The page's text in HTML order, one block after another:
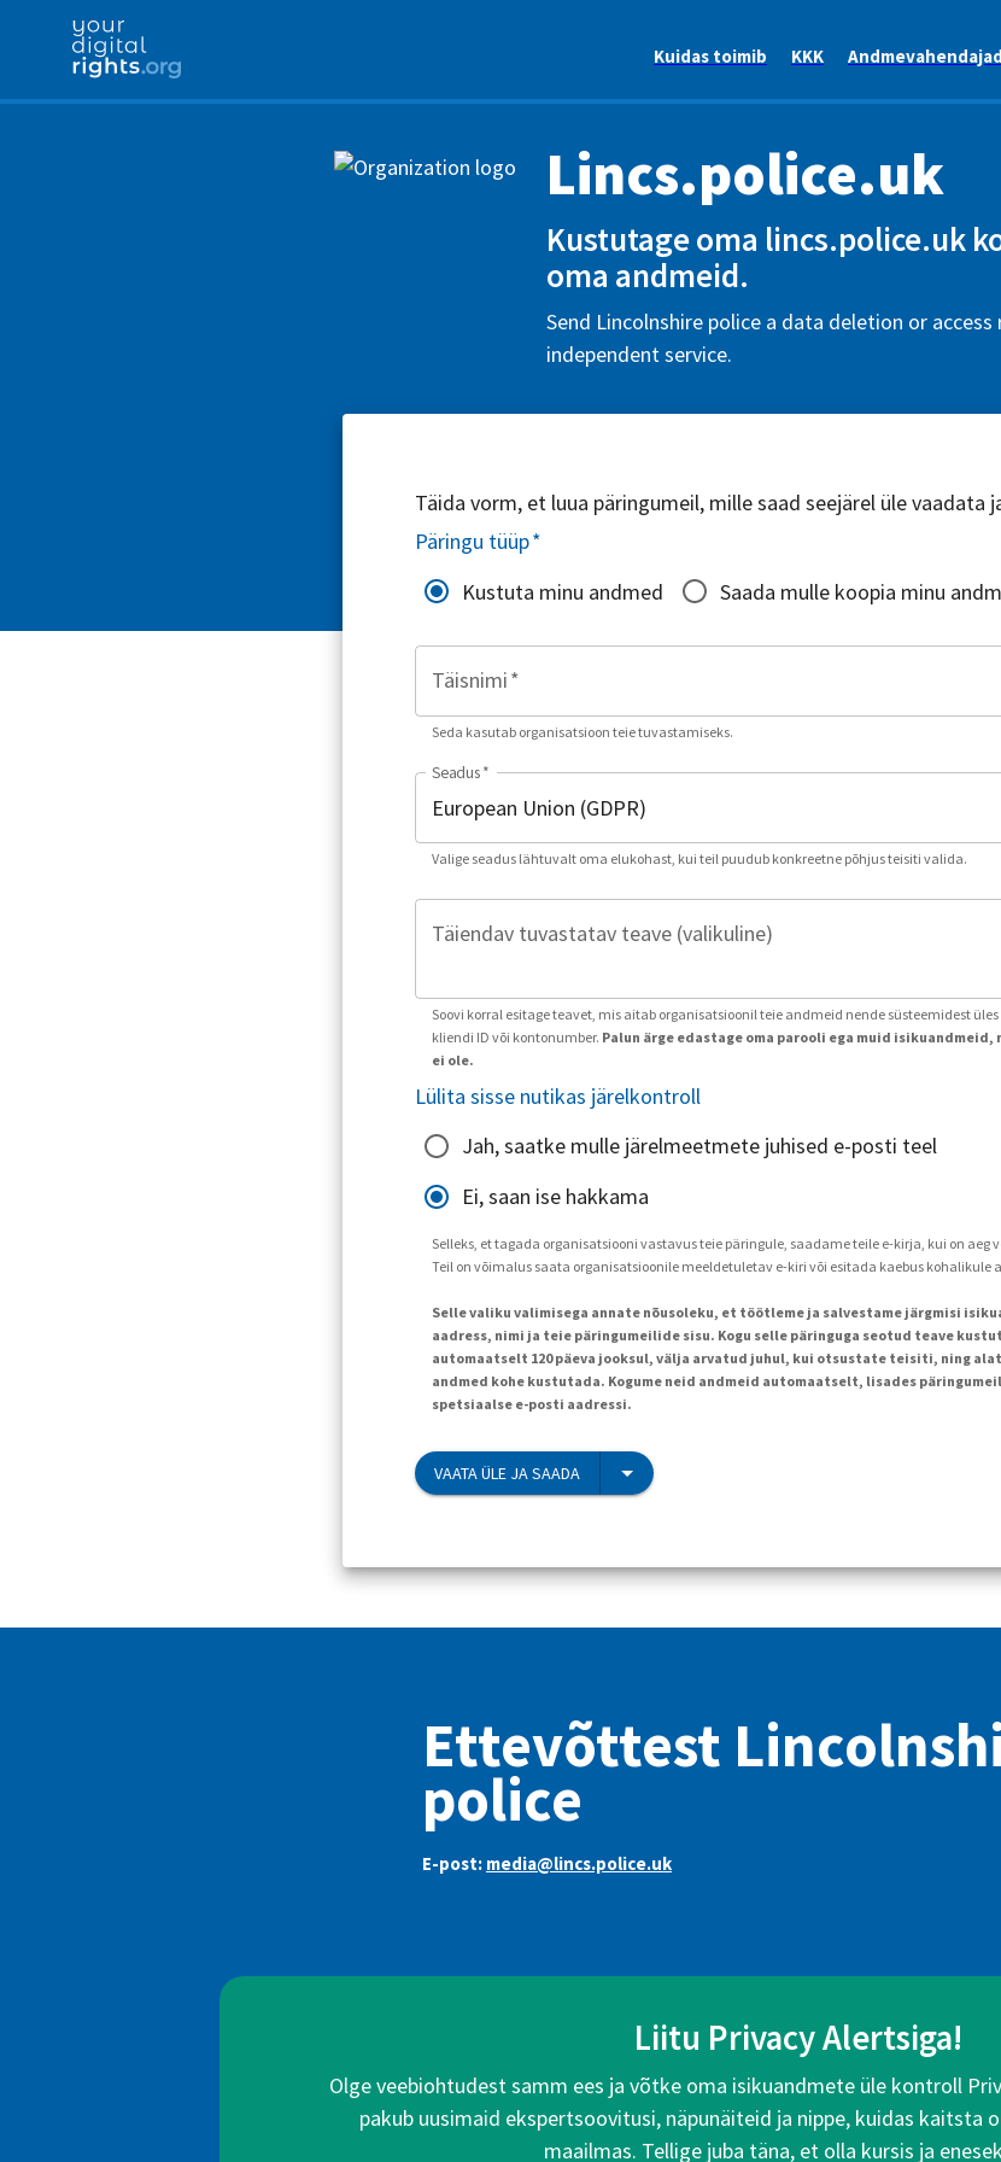
Kuidas toimib KKK Andmevahendajad
Lincs.police.uk
Kustutage oma lincs.police.uk
oma andmeid.
Send Lincolnshire police a data deletion or
independent service.
Täida vorm, et luua päringumeil, mille saad seejärel üle vaadata
Päringu tüüp*
Kustuta minu andmed
Saada mulle koopia minu
Täisnimi*
Seda kasutab organisatsioon teie tuvastamiseks.
Seadus*
Valige seadus lähtuvalt oma elukohast, kui teil puudub konkreetne põhjus teisiti valida.
Täiendav tuvastatav teave (valikuline)
Soovi korral esitage teavet, mis aitab organisatsioonil teie andmeid nende süsteemidest
kliendi ID või kontonumber. Palun ärge edastage oma parooli ega muid
ei ole.
Lülita sisse nutikas järelkontroll
Jah, saatke mulle järelmeetmete juhised e-posti teel
Ei, saan ise hakkama
Selleks, et tagada organisatsiooni vastavus teie päringule, saadame teile e-kirja, kui on
Teil on võimalus saata organisatsioonile meeldetuletav e-kiri või esitada kaebus kohalikule
Selle valiku valimisega annate nõusoleku, et töötleme ja salvestame järgmisi
aadress, nimi ja teie päringumeilide sisu. Kogu selle päringuga seotud teave
automaatselt 120 päeva jooksul, välja arvatud juhul, kui otsustate teisiti, ning
andmed kohe kustutada. Kogume neid andmeid automaatselt, lisades
spetsiaalse e-posti aadressi.
VAATA ÜLE JA SAADA
Ettevõttest
police
E-post: media@lincs.police.uk
Liitu Privacy Alertsiga!
Olge veebiohtudest samm ees ja võtke oma isikuandmete üle kontroll
pakub uusimaid ekspertsoovitusi, näpunäiteid ja nippe, kuidas kaitsta
maailmas. Tellige juba täna, et olla kursis ja